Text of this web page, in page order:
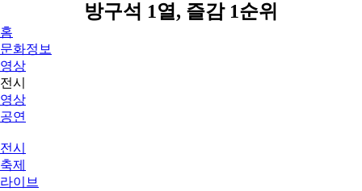
방구석 1열, 즐감 1순위
홈
문화정보
영상
전시
영상
공연
전시
축제
라이브